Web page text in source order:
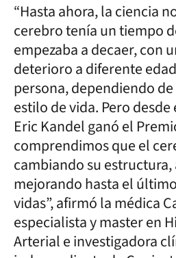
“Hasta ahora, la ciencia
cerebro tenía un tiempo
empezaba a decaer, con
deterioro a diferente
persona, dependiendo de
estilo de vida. Pero
Eric Kandel ganó el
comprendimos que el
cambiando su
mejorando hasta el
vidas”, afirmó la médica
especialista y master en
Arterial e investigadora